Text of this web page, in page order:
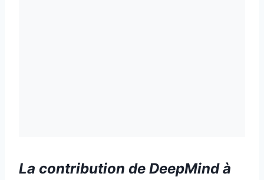
La contribution de DeepMind à